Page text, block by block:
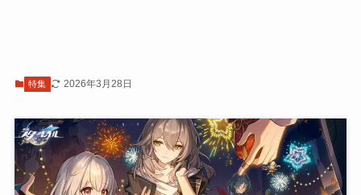
特集 2026年3月28日